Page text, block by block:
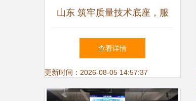
山东 筑牢质量技术底座，服
务产业高质量发展
查看详情
更新时间：2026-08-05 14:57:37